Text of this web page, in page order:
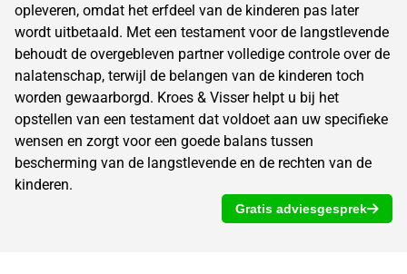
opleveren, omdat het erfdeel van de kinderen pas later
wordt uitbetaald. Met een testament voor de langstlevende
behoudt de overgebleven partner volledige controle over de
nalatenschap, terwijl de belangen van de kinderen toch
worden gewaarborgd. Kroes & Visser helpt u bij het
opstellen van een testament dat voldoet aan uw specifieke
wensen en zorgt voor een goede balans tussen
bescherming van de langstlevende en de rechten van de
kinderen.
Gratis adviesgesprek